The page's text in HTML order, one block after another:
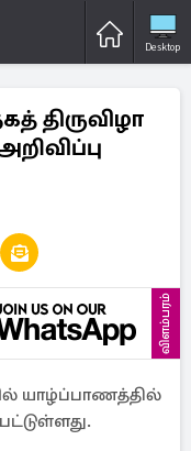
Desktop
திருவிழா
விளம்பரம்
யாழ்ப்பாணத்தில்